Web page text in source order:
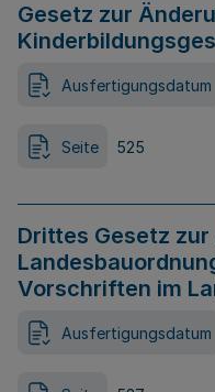
Gesetz zur
Ausfertigungsdatum
Seite 525
Drittes Gesetz
Vorschriften im
Ausfertigungsdatum